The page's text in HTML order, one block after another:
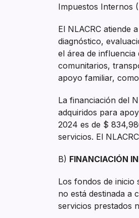
Impuestos Internos
El NLACRC atiende
diagnóstico,
el área de influencia
comunitarios,
apoyo familiar,
La financiación del
adquiridos para
2024 es de $
servicios. El
B) FINANCIACIÓN
Los fondos de inicio
no está destinada a
servicios prestados